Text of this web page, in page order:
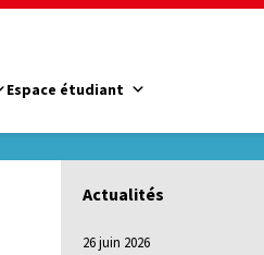
Espace étudiant
Actualités
26 juin 2026